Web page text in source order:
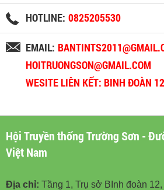
HOTLINE: 0825205530
EMAIL:
HOITRUONGSON@GMAIL.COM
WESITE LIÊN KẾT: BINH ĐOÀN
Hội Truyền thống Trường Sơn -
Việt Nam
Địa chỉ: Tầng 1, Trụ sở BInh đoàn